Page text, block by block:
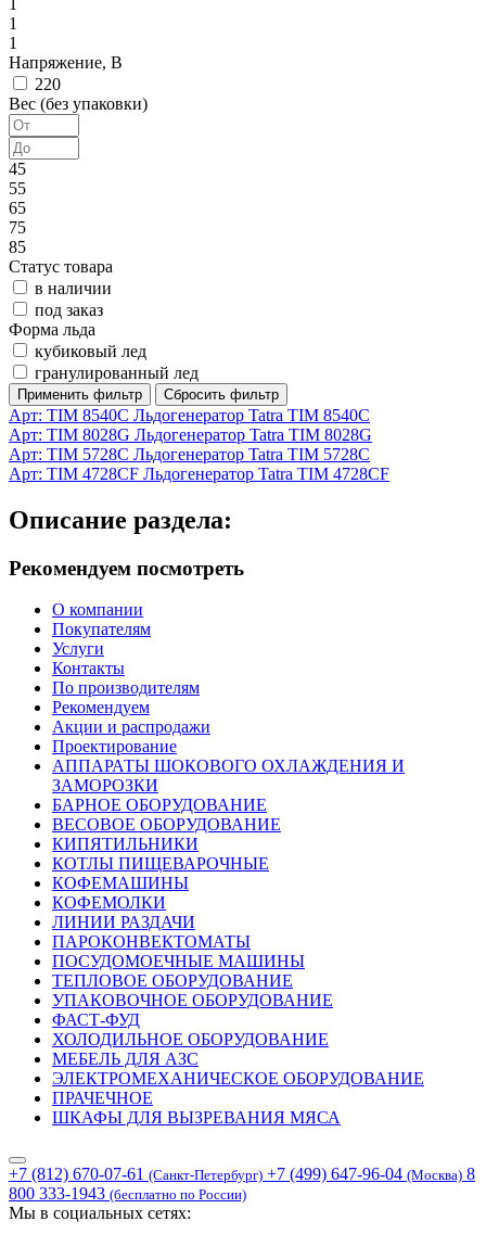
1
1
Напряжение, В
220
Вес (без упаковки)
45
55
65
75
85
Статус товара
в наличии
под заказ
Форма льда
кубиковый лед
гранулированный лед
Арт: TIM 8540C Льдогенератор Tatra TIM 8540C
Арт: TIM 8028G Льдогенератор Tatra TIM 8028G
Арт: TIM 5728C Льдогенератор Tatra TIM 5728C
Арт: TIM 4728CF Льдогенератор Tatra TIM 4728CF
Описание раздела:
Рекомендуем посмотреть
О компании
Покупателям
Услуги
Контакты
По производителям
Рекомендуем
Акции и распродажи
Проектирование
АППАРАТЫ ШОКОВОГО ОХЛАЖДЕНИЯ И
ЗАМОРОЗКИ
БАРНОЕ ОБОРУДОВАНИЕ
ВЕСОВОЕ ОБОРУДОВАНИЕ
КИПЯТИЛЬНИКИ
КОТЛЫ ПИЩЕВАРОЧНЫЕ
КОФЕМАШИНЫ
КОФЕМОЛКИ
ЛИНИИ РАЗДАЧИ
ПАРОКОНВЕКТОМАТЫ
ПОСУДОМОЕЧНЫЕ МАШИНЫ
ТЕПЛОВОЕ ОБОРУДОВАНИЕ
УПАКОВОЧНОЕ ОБОРУДОВАНИЕ
ФАСТ-ФУД
ХОЛОДИЛЬНОЕ ОБОРУДОВАНИЕ
МЕБЕЛЬ ДЛЯ АЗС
ЭЛЕКТРОМЕХАНИЧЕСКОЕ ОБОРУДОВАНИЕ
ПРАЧЕЧНОЕ
ШКАФЫ ДЛЯ ВЫЗРЕВАНИЯ МЯСА
+7 (812) 670-07-61 (Санкт-Петербург) +7 (499) 647-96-04 (Москва) 8
800 333-1943 (бесплатно по России)
Мы в социальных сетях: